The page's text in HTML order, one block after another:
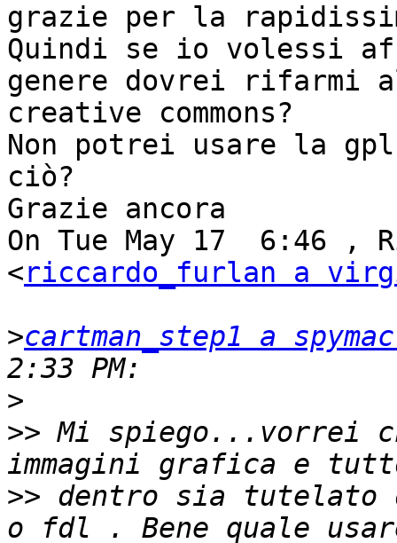
grazie per la
Quindi se io volessi
genere dovrei rifarmi
creative commons?
Non potrei usare la
ciò?
Grazie ancora
On Tue May 17  6:46 ,
<riccardo_furlan a
>cartman_step1 a
>
>> Mi spiego...vorrei
>> dentro sia tutelato